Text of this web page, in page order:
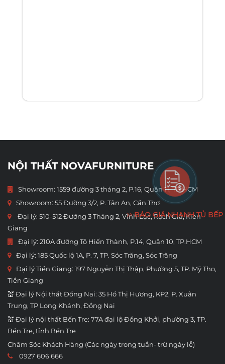
BÁO GIÁ NHANH TỦ BẾP
NỘI THẤT NOVAFURNITURE
Showroom: 1559 đường 3 tháng 2, P.16, Quận 11, TP.HCM
Showroom: 55 Đường 3/2, P. Tân An, Cần Thơ
Đại lý: 510-512 Đường 3 Tháng 2, Vĩnh Lạc, Rạch Giá, Kien
Giang
Đại lý: 210A đường Tô Hiến Thành, P.14, Quận 10, TP.HCM
Đại lý: 185 Quốc lộ 1A, P. 7, TP. Sóc Trăng, Sóc Trăng
Đại lý Tiền Giang: 197 Nguyễn Thị Thập, Phường 5, TP. Mỹ Tho,
Tiền Giang
💒 Đại lý Nội thất Đồng Nai: 35 Hồ Thị Hương, KP2, P. Xuân
Trung, TP Long Khánh, Đồng Nai
💒 Đại lý nội thất Bến Tre: 77A đại lộ Đồng Khởi, phường 3, TP.
Bến Tre, tỉnh Bến Tre
Chăm Sóc Khách Hàng (Các ngày trong tuần- trừ ngày lễ)
0927 606 666